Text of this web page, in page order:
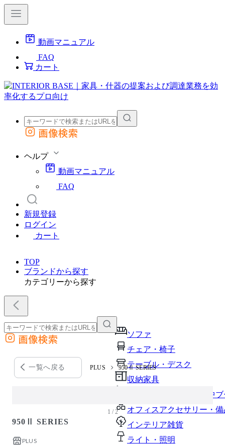
動画マニュアル
FAQ
カート
外部サイトの商品をカートに追加
画像検索
ヘルプ
動画マニュアル
FAQ
新規登録
ログイン
カート
TOP
ブランドから探す
カテゴリーから探す
ソファ
チェア・椅子
テーブル・デスク
収納家具
パーソナルブース・集中
オフィスアクセサリー・備
インテリア雑貨
ライト・照明
外部サイトの商品をカートに追加
他のサイトで見つけた商品ページのURLを貼り付けて、カートに追加できます
画像検索
一覧へ戻る PLUS 950Ⅱ SERIES
1 / 2
950Ⅱ SERIES
PLUS